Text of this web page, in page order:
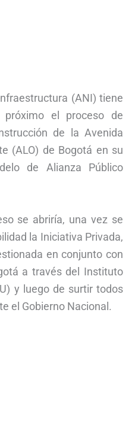
(ANI) tiene
el proceso de
de la Avenida
(ALO) de Bogotá en su
de Alianza Público
se abriría, una vez se
la Iniciativa Privada,
en conjunto con
a través del Instituto
y luego de surtir todos
el Gobierno Nacional.